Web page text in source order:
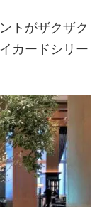
トがザクザク
カードシリー